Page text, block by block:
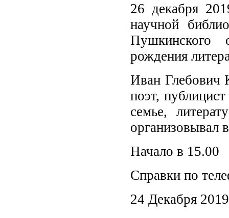
26 декабря
научной
Пушкинского
рождения
Иван Глебович
поэт,
семье,
организовывал
Начало в 15.00
Справки по
24 Декабря 2019